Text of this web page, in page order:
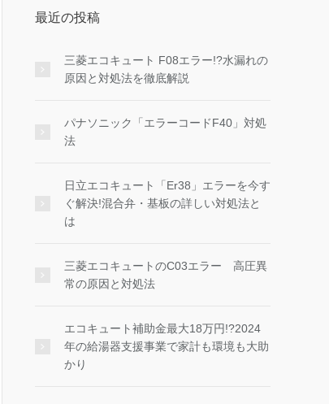
最近の投稿
三菱エコキュート F08エラー!?水漏れの
原因と対処法を徹底解説
パナソニック「エラーコードF40」対処
法
日立エコキュート「Er38」エラーを今す
ぐ解決!混合弁・基板の詳しい対処法と
は
三菱エコキュートのC03エラー 高圧異
常の原因と対処法
エコキュート補助金最大18万円!?2024
年の給湯器支援事業で家計も環境も大助
かり